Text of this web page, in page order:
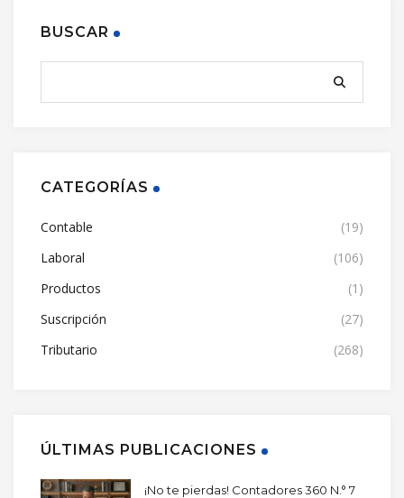
BUSCAR
CATEGORÍAS
Contable
(19)
Laboral
(106)
Productos
(1)
Suscripción
(27)
Tributario
(268)
ÚLTIMAS PUBLICACIONES
¡No te pierdas! Contadores 360 N.° 7